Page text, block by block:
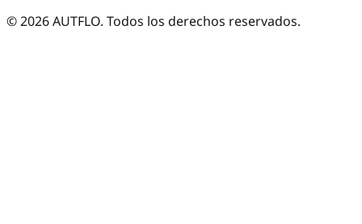
©2026AUTFLO. Todos los derechos reservados.